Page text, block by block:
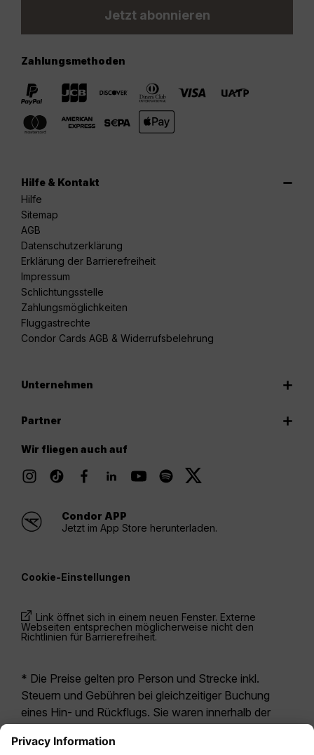
Jetzt abonnieren
Zahlungsmethoden
Hilfe & Kontakt
Hilfe
Sitemap
AGB
Datenschutzerklärung
Erklärung der Barrierefreiheit
Impressum
Schlichtungsstelle
Zahlungsmöglichkeiten
Fluggastrechte
Condor Cards AGB & Widerrufsbelehrung
Unternehmen
Partner
Wir fliegen auch auf
Condor APP
Jetzt im App Store herunterladen.
Cookie-Einstellungen
Link öffnet sich in einem neuen Fenster. Externe
Webseiten entsprechen möglicherweise nicht den
Richtlinien für Barrierefreiheit.
* Die Preise gelten pro Person und Strecke inkl.
Steuern und Gebühren bei gleichzeitiger Buchung
eines Hin- und Rückflugs. Sie waren innerhalb der
möglicherweise nicht mehr aktuell. Bei den für die